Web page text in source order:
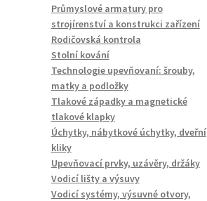
Průmyslové armatury pro
strojírenství a konstrukci zařízení
Rodičovská kontrola
Stolní kování
Technologie upevňovaní: šrouby,
matky a podložky
Tlakové západky a magnetické
tlakové klapky
Úchytky, nábytkové úchytky, dveřní
kliky
Upevňovací prvky, uzávěry, držáky
Vodicí lišty a výsuvy
Vodicí systémy, výsuvné otvory,